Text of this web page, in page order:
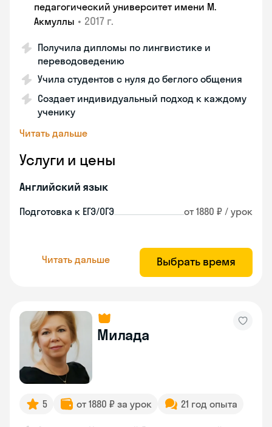
педагогический университет имени М.
Акмуллы • 2017 г.
Получила дипломы по лингвистике и
переводоведению
Учила студентов с нуля до беглого общения
Создает индивидуальный подход к каждому
ученику
Читать дальше
Услуги и цены
Английский язык
Подготовка к ЕГЭ/ОГЭ от 1880 ₽ / урок
Читать дальше Выбрать время
Милада
5 от 1880 ₽ за урок 21 год опыта